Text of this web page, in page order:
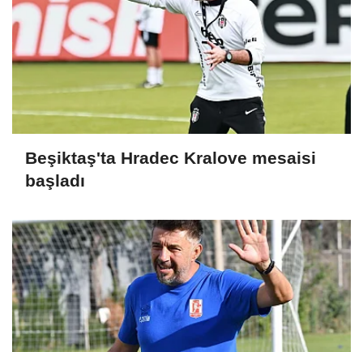
Beşiktaş'ta Hradec Kralove mesaisi
başladı